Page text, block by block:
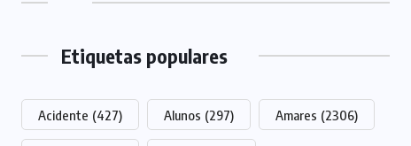
Etiquetas populares
Acidente (427) Alunos (297) Amares (2306)